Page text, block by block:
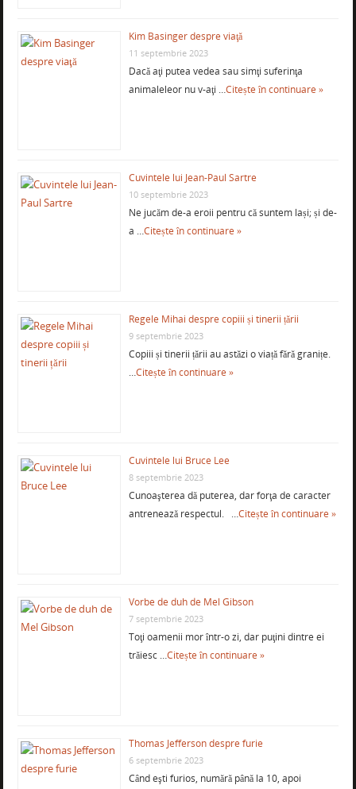
Kim Basinger despre viaţă
11 septembrie 2023
Dacă aţi putea vedea sau simţi suferinţa
animaleleor nu v-aţi …Citește în continuare »
Cuvintele lui Jean-Paul Sartre
10 septembrie 2023
Ne jucăm de-a eroii pentru că suntem lași; și de-
a …Citește în continuare »
Regele Mihai despre copiii și tinerii țării
9 septembrie 2023
Copiii și tinerii țării au astăzi o viață fără granițe.
…Citește în continuare »
Cuvintele lui Bruce Lee
8 septembrie 2023
Cunoaşterea dă puterea, dar forţa de caracter
antrenează respectul. …Citește în continuare »
Vorbe de duh de Mel Gibson
7 septembrie 2023
Toţi oamenii mor într-o zi, dar puţini dintre ei
trăiesc …Citește în continuare »
Thomas Jefferson despre furie
6 septembrie 2023
Când eşti furios, numără până la 10, apoi